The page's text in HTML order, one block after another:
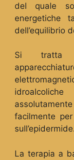
del quale
energetiche
dell’equilibrio
Si tratta
facilmente
La terapia a